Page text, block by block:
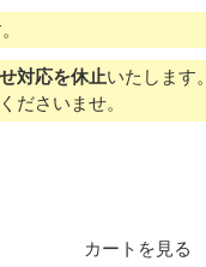
対応を休止いたします。
ださいませ。
カートを見る